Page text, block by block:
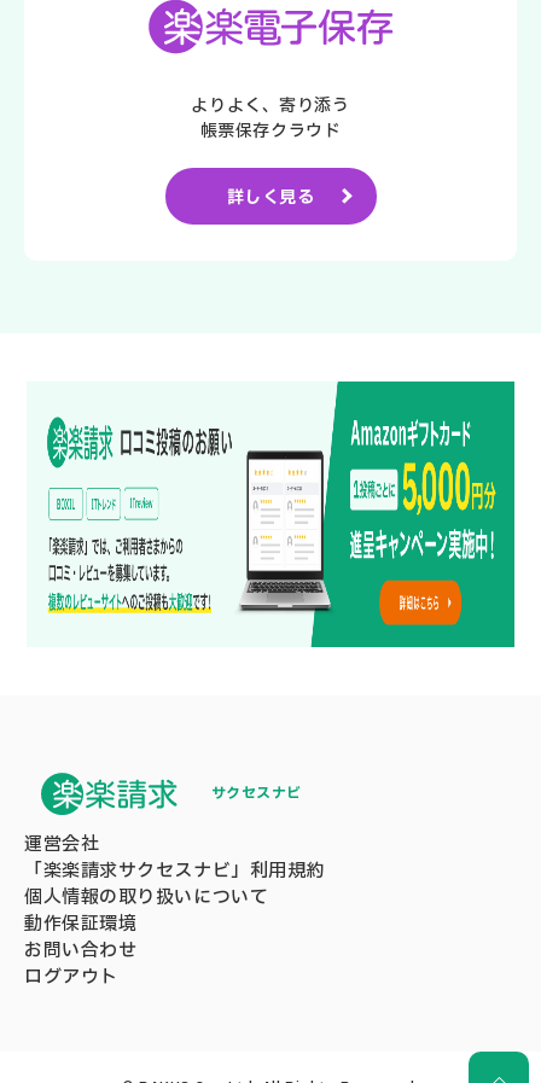
よりよく、寄り添う
帳票保存クラウド
詳しく見る
サクセスナビ
運営会社
「楽楽請求サクセスナビ」利用規約
個人情報の取り扱いについて
動作保証環境
お問い合わせ
ログアウト